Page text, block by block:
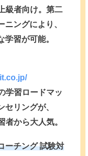
級者向け。第二
ングにより、
習が可能。
学習ロードマッ
リングが、
者から大人気。
ーチング 試験対